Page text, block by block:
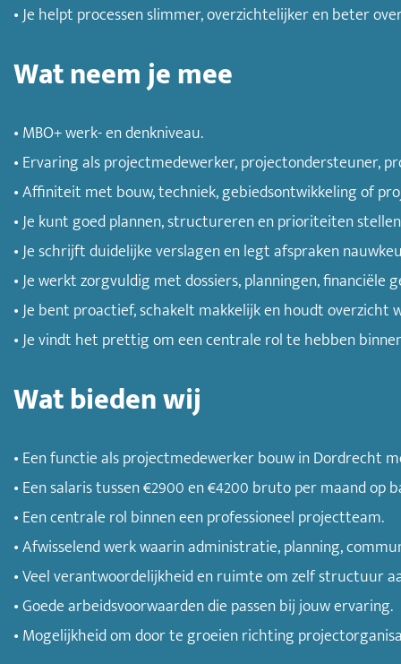
• Je helpt processen slimmer, overzichtelijker en beter
Wat neem je mee
• MBO+ werk- en denkniveau.
• Ervaring als projectmedewerker, projectondersteuner,
• Affiniteit met bouw, techniek, gebiedsontwikkeling of
• Je kunt goed plannen, structureren en prioriteiten
• Je schrijft duidelijke verslagen en legt afspraken
• Je werkt zorgvuldig met dossiers, planningen,
• Je bent proactief, schakelt makkelijk en houdt overzicht
• Je vindt het prettig om een centrale rol te hebben
Wat bieden wij
• Een functie als projectmedewerker bouw in Dordrecht
• Een salaris tussen €2900 en €4200 bruto per maand op
• Een centrale rol binnen een professioneel projectteam.
• Afwisselend werk waarin administratie, planning,
• Veel verantwoordelijkheid en ruimte om zelf structuur
• Goede arbeidsvoorwaarden die passen bij jouw ervaring.
• Mogelijkheid om door te groeien richting